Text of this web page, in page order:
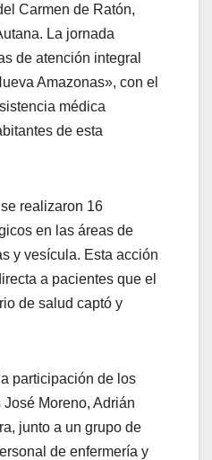
Carmen de Ratón,
La jornada
de atención integral
Amazonas», con el
médica
de esta
realizaron 16
en las áreas de
y vesícula. Esta acción
a pacientes que el
de salud captó y
participación de los
Moreno, Adrián
junto a un grupo de
de enfermería y